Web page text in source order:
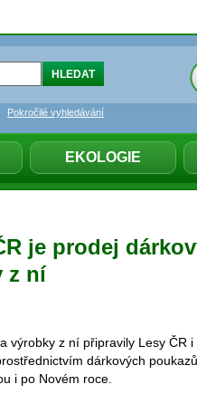
EKOLOGIE
Pokročilé vyhledávání
je prodej
z ní
výrobky z ní připravily Lesy ČR
dárkových
i po Novém roce.